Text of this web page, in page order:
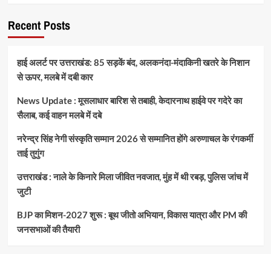
Recent Posts
हाई अलर्ट पर उत्तराखंड: 85 सड़कें बंद, अलकनंदा-मंदाकिनी खतरे के निशान
से ऊपर, मलबे में दबी कार
News Update : मूसलाधार बारिश से तबाही, केदारनाथ हाईवे पर गदेरे का
सैलाब, कई वाहन मलबे में दबे
नरेन्द्र सिंह नेगी संस्कृति सम्मान 2026 से सम्मानित होंगे अरुणाचल के रंगकर्मी
ताई तुगुंग
उत्तराखंड : नाले के किनारे मिला जीवित नवजात, मुंह में थी रबड़, पुलिस जांच में
जुटी
BJP का मिशन-2027 शुरू : बूथ जीतो अभियान, विकास यात्रा और PM की
जनसभाओं की तैयारी